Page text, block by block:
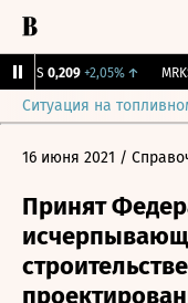
0,209 +2,05%↑ MRKS
Ситуация на
16 июня 2021 /
Принят